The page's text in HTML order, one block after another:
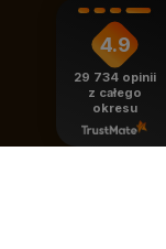
4.9
29 734 opinii
z całego
okresu